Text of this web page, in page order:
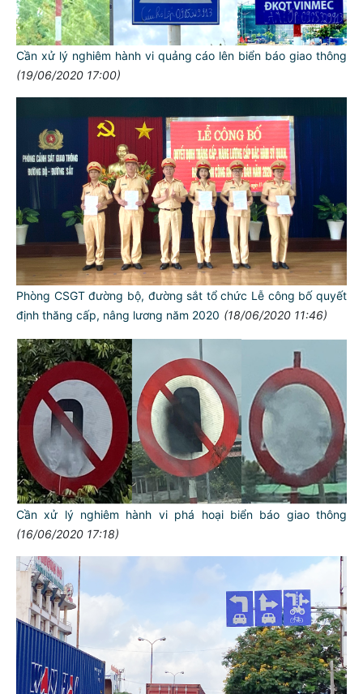
Cần xử lý nghiêm hành vi quảng cáo lên biển báo giao thông
(19/06/2020 17:00)
Phòng CSGT đường bộ, đường sắt tổ chức Lễ công bố quyết
định thăng cấp, nâng lương năm 2020 (18/06/2020 11:46)
Cần xử lý nghiêm hành vi phá hoại biển báo giao thông
(16/06/2020 17:18)